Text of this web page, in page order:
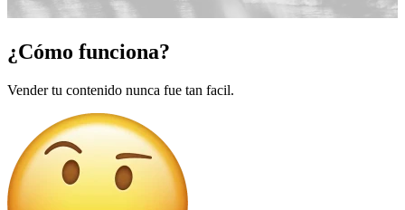
¿Cómo funciona?
Vender tu contenido nunca fue tan facil.